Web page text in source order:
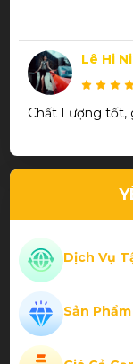
Lê Hi Ni
Chất Lượng tốt,
Trần
Phạm
Dịch Vụ
Sản